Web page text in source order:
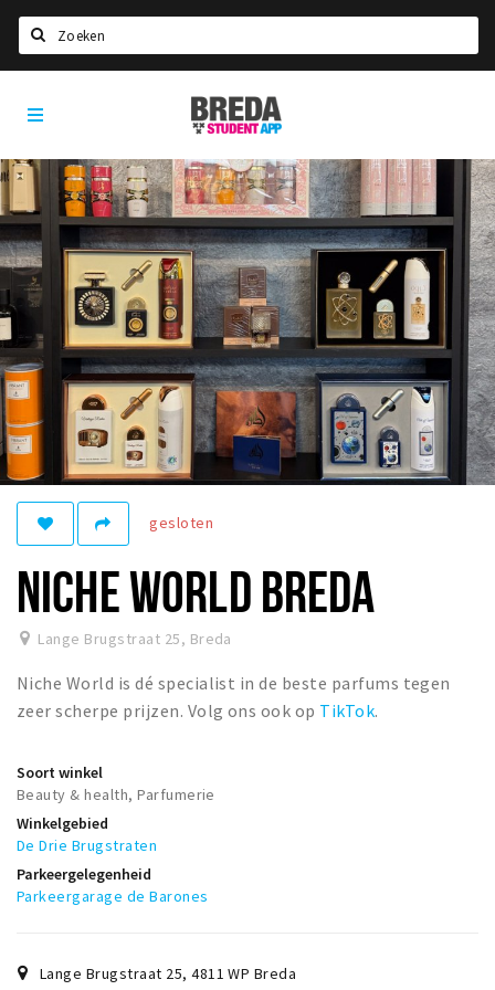
HOME
STUDEREN
Voel je thuis in Breda | GoodMood
Welkom in Breda
Studentenverenigingen
Studentenraad
Studentenroutes
New in town? Check FAQ!
WONEN
Woonruimte
Inschrijven gemeente
Zorgverzekering
Huisarts en eerste hulp
Q&A
KORTING
Draai aan het rad!
VRIJE TIJD
Sport
Nieuws
Bezienswaardigheden
Breda
Student
gesloten
NICHE WORLD BREDA
Lange Brugstraat 25, Breda
Niche World is dé specialist in de beste parfums tegen
zeer scherpe prijzen. Volg ons ook op TikTok.
Soort winkel
Beauty & health, Parfumerie
Winkelgebied
De Drie Brugstraten
Parkeergelegenheid
Parkeergarage de Barones
Lange Brugstraat 25,4811 WP Breda